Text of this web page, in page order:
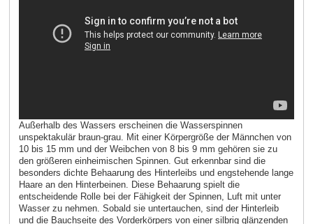
Außerhalb des Wassers erscheinen die Wasserspinnen
unspektakulär braun-grau. Mit einer Körpergröße der Männchen von
10 bis 15 mm und der Weibchen von 8 bis 9 mm gehören sie zu
den größeren einheimischen Spinnen. Gut erkennbar sind die
besonders dichte Behaarung des Hinterleibs und engstehende lange
Haare an den Hinterbeinen. Diese Behaarung spielt die
entscheidende Rolle bei der Fähigkeit der Spinnen, Luft mit unter
Wasser zu nehmen. Sobald sie untertauchen, sind der Hinterleib
und die Bauchseite des Vorderkörpers von einer silbrig glänzenden